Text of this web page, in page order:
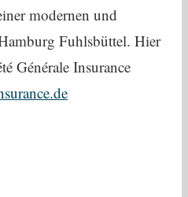
modernen und
Fuhlsbüttel. Hier
Générale Insurance